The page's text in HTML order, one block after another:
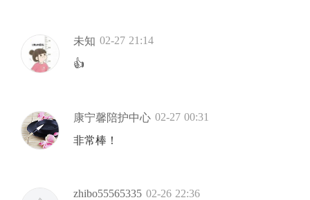
未知 02-27 21:14
👍
康宁馨陪护中心 02-27 00:31
非常棒！
zhibo55565335 02-26 22:36